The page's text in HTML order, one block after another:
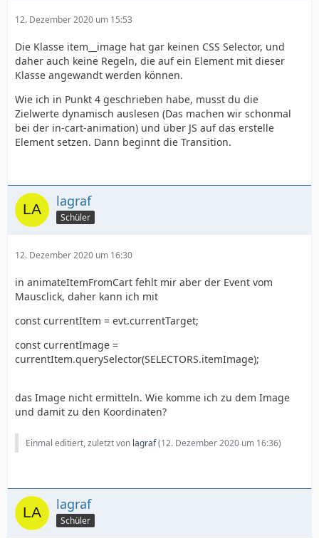
12. Dezember 2020 um 15:53
Die Klasse item__image hat gar keinen CSS Selector, und
daher auch keine Regeln, die auf ein Element mit dieser
Klasse angewandt werden können.
Wie ich in Punkt 4 geschrieben habe, musst du die
Zielwerte dynamisch auslesen (Das machen wir schonmal
bei der in-cart-animation) und über JS auf das erstelle
Element setzen. Dann beginnt die Transition.
lagraf
Schüler
12. Dezember 2020 um 16:30
in animateItemFromCart fehlt mir aber der Event vom
Mausclick, daher kann ich mit
const currentItem = evt.currentTarget;
const currentImage =
currentItem.querySelector(SELECTORS.itemImage);
das Image nicht ermitteln. Wie komme ich zu dem Image
und damit zu den Koordinaten?
Einmal editiert, zuletzt von lagraf(12. Dezember 2020 um 16:36)
lagraf
Schüler